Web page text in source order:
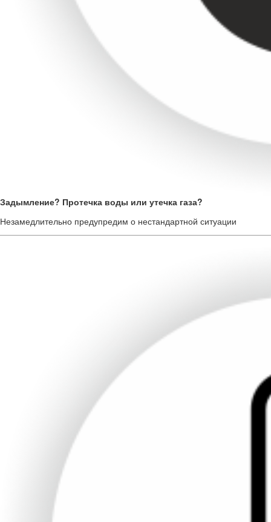
Задымление? Протечка воды или утечка газа?
Незамедлительно предупредим о нестандартной ситуации